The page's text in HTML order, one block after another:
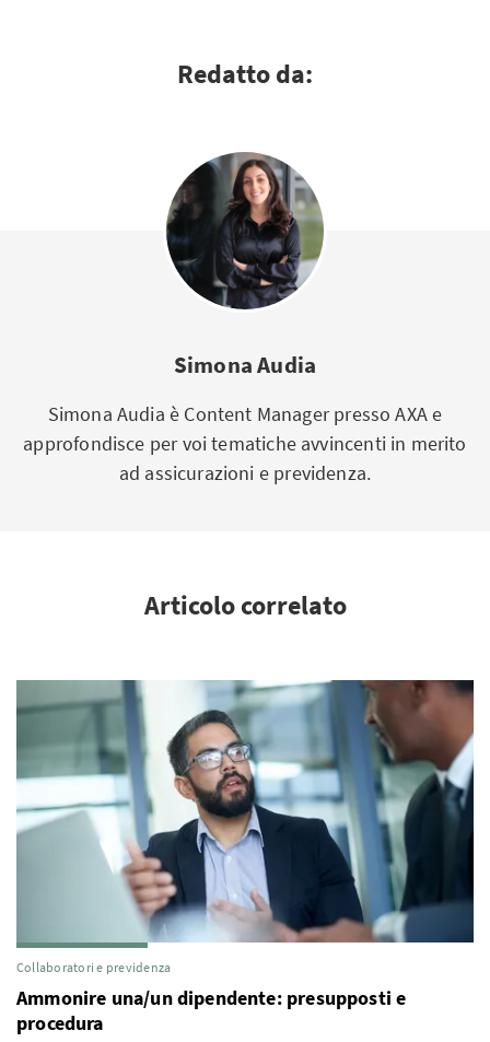
Redatto da:
Simona Audia
Simona Audia è Content Manager presso AXA e
approfondisce per voi tematiche avvincenti in merito
ad assicurazioni e previdenza.
Articolo correlato
Collaboratori e previdenza
Ammonire una/un dipendente: presupposti e
procedura